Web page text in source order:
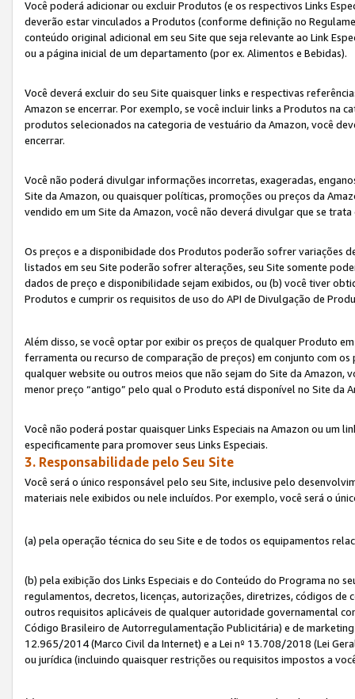
Você poderá adicionar ou excluir Produtos (e os respectivos Links
deverão estar vinculados a Produtos (conforme definição no
conteúdo original adicional em seu Site que seja relevante ao Link
ou a página inicial de um departamento (por ex. Alimentos e Bebidas).
Você deverá excluir do seu Site quaisquer links e respectivas
Amazon se encerrar. Por exemplo, se você incluir links a Produtos na
produtos selecionados na categoria de vestuário da Amazon, você
encerrar.
Você não poderá divulgar informações incorretas, exageradas,
Site da Amazon, ou quaisquer políticas, promoções ou preços da
vendido em um Site da Amazon, você não deverá divulgar que se
Os preços e a disponibidade dos Produtos poderão sofrer variações
listados em seu Site poderão sofrer alterações, seu Site somente
dados de preço e disponibilidade sejam exibidos, ou (b) você tiver
Produtos e cumprir os requisitos de uso do API de Divulgação de
Além disso, se você optar por exibir os preços de qualquer Produto
ferramenta ou recurso de comparação de preços) em conjunto com
qualquer website ou outros meios que não sejam do Site da Amazon,
menor preço “antigo” pelo qual o Produto está disponível no Site da
Você não poderá postar quaisquer Links Especiais na Amazon ou um
especificamente para promover seus Links Especiais.
3. Responsabilidade pelo Seu Site
Você será o único responsável pelo seu Site, inclusive pelo
materiais nele exibidos ou nele incluídos. Por exemplo, você será o
(a) pela operação técnica do seu Site e de todos os equipamentos
(b) pela exibição dos Links Especiais e do Conteúdo do Programa no
regulamentos, decretos, licenças, autorizações, diretrizes, códigos
outros requisitos aplicáveis de qualquer autoridade governamental
Código Brasileiro de Autorregulamentação Publicitária) e de
12.965/2014 (Marco Civil da Internet) e a Lei nº 13.708/2018 (Lei
ou jurídica (incluindo quaisquer restrições ou requisitos impostos a